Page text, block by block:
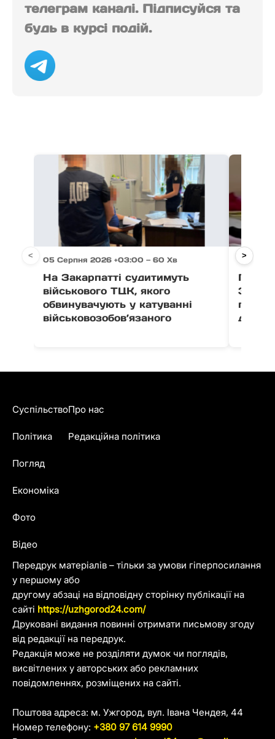
телеграм каналі. Підписуйся та
будь в курсі подій.
05 Серпня 2026 +03:00 — 60 Хв
На Закарпатті судитимуть
військового ТЦК, якого
обвинувачують у катуванні
військовозобов’язаного
05
Після
< >
Передрук матеріалів – тільки за умови гіперпосилання
у першому або
другому абзаці на відповідну сторінку публікації на
сайті https://uzhgorod24.com/
Друковані видання повинні отримати письмову згоду
від редакції на передрук.
Редакція може не розділяти думок чи поглядів,
висвітлених у авторських або рекламних
повідомленнях, розміщених на сайті.
Поштова адреса: м. Ужгород, вул. Івана Чендея, 44
Номер телефону: +380 97 614 9990
Суспільство
Політика
Погляд
Економіка
Фото
Відео
Про нас
Редакційна політика